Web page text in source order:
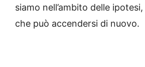
siamo nell’ambito delle
che può accendersi di nuovo.